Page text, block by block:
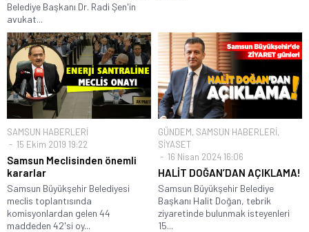
Belediye Başkanı Dr. Radi Şen'in
avukat...
SAMSUN HABERLERİ
15 Ekim 2019 19:22
Samsun Meclisinden önemli
kararlar
Samsun Büyükşehir Belediyesi
meclis toplantısında
komisyonlardan gelen 44
maddeden 42'si oy...
GÜNDEM, SAMSUN HABERLERİ,
SİYASET
16 Nisan 2024 16:06
HALİT DOĞAN’DAN AÇIKLAMA!
Samsun Büyükşehir Belediye
Başkanı Halit Doğan, tebrik
ziyaretinde bulunmak isteyenleri
15...